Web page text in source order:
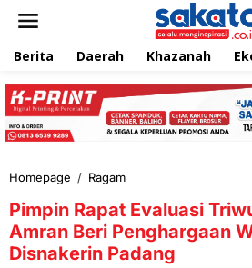
e
k
Berita Daerah Khazanah
Homepage / Ragam
m
p
i
n
Pimpin Rapat Evaluasi
Amran Beri Penghargaan
Disnakerin Padang